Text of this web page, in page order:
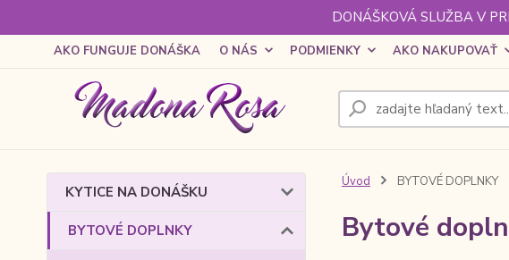
DONÁŠKOVÁ SLUŽBA V
AKO FUNGUJE DONÁŠKA O NÁS PODMIENKY AKO NAKUPOVAŤ
KYTICE NA DONÁŠKU
BYTOVÉ DOPLNKY
Úvod BYTOVÉ DOPLNKY
Bytové